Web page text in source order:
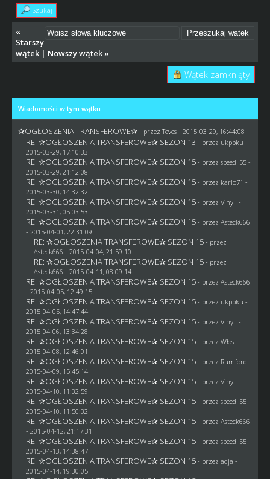
Szukaj
«
Starszy
wątek| Nowszy wątek»
Wątek zamknięty
Wiadomości w tym wątku
✰OGŁOSZENIA TRANSFEROWE✰ - przezTeves- 2015-03-29, 16:44:08
RE: ✰OGŁOSZENIA TRANSFEROWE✰ SEZON 13 - przez ukppku -
2015-03-29, 17:10:33
RE: ✰OGŁOSZENIA TRANSFEROWE✰ SEZON 15 - przez speed_55 -
2015-03-29, 21:12:08
RE: ✰OGŁOSZENIA TRANSFEROWE✰ SEZON 15 - przez karlo71 -
2015-03-30, 14:32:32
RE: ✰OGŁOSZENIA TRANSFEROWE✰ SEZON 15 - przez Vinyll -
2015-03-31, 05:03:53
RE: ✰OGŁOSZENIA TRANSFEROWE✰ SEZON 15 - przez Asteck666
- 2015-04-01, 22:31:09
RE: ✰OGŁOSZENIA TRANSFEROWE✰ SEZON 15 - przez
Asteck666 - 2015-04-04, 21:59:10
RE: ✰OGŁOSZENIA TRANSFEROWE✰ SEZON 15 - przez
Asteck666 - 2015-04-11, 08:09:14
RE: ✰OGŁOSZENIA TRANSFEROWE✰ SEZON 15 - przez Asteck666
- 2015-04-05, 12:49:15
RE: ✰OGŁOSZENIA TRANSFEROWE✰ SEZON 15 - przez ukppku -
2015-04-05, 14:47:44
RE: ✰OGŁOSZENIA TRANSFEROWE✰ SEZON 15 - przez Vinyll -
2015-04-06, 13:34:28
RE: ✰OGŁOSZENIA TRANSFEROWE✰ SEZON 15 - przez Włos-
2015-04-08, 12:46:01
RE: ✰OGŁOSZENIA TRANSFEROWE✰ SEZON 15 - przez Rumford -
2015-04-09, 15:45:14
RE: ✰OGŁOSZENIA TRANSFEROWE✰ SEZON 15 - przez Vinyll -
2015-04-10, 11:32:59
RE: ✰OGŁOSZENIA TRANSFEROWE✰ SEZON 15 - przez speed_55 -
2015-04-10, 11:50:32
RE: ✰OGŁOSZENIA TRANSFEROWE✰ SEZON 15 - przez Asteck666
- 2015-04-12, 21:17:31
RE: ✰OGŁOSZENIA TRANSFEROWE✰ SEZON 15 - przez speed_55 -
2015-04-13, 14:38:47
RE: ✰OGŁOSZENIA TRANSFEROWE✰ SEZON 15 - przez adja -
2015-04-14, 19:30:05